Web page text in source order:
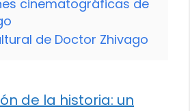
cinematográficas de
de Doctor Zhivago
de la historia: un